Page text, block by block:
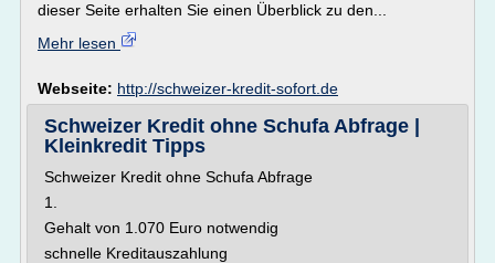
dieser Seite erhalten Sie einen Überblick zu den...
Mehr lesen
Webseite: http://schweizer-kredit-sofort.de
Schweizer Kredit ohne Schufa Abfrage |
Kleinkredit Tipps
Schweizer Kredit ohne Schufa Abfrage
1.
Gehalt von 1.070 Euro notwendig
schnelle Kreditauszahlung